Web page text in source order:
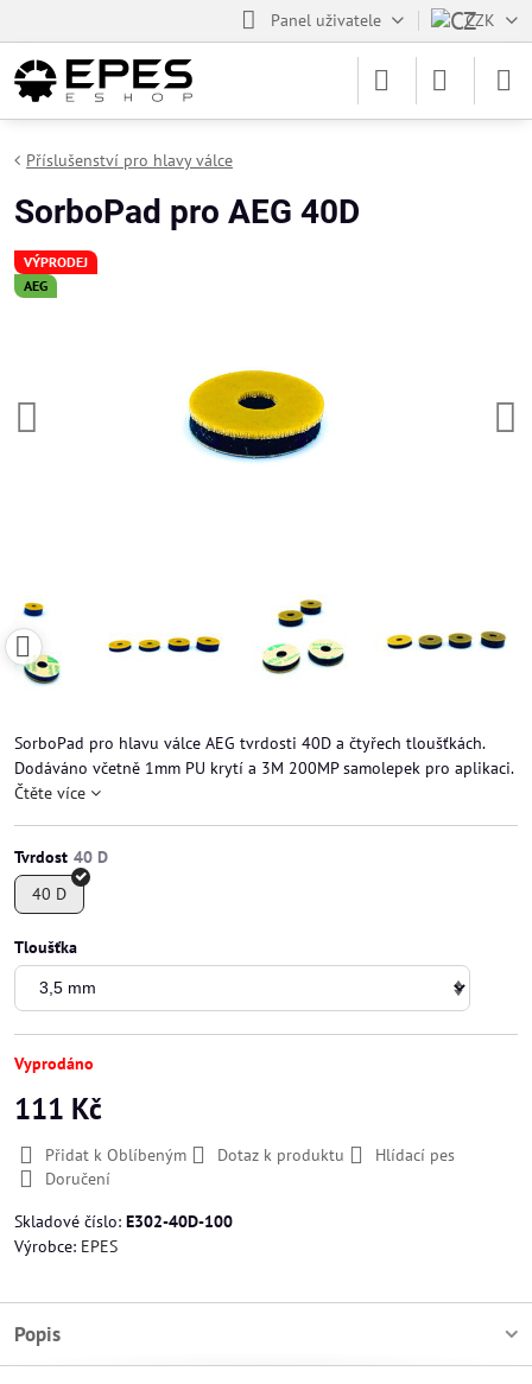
Panel uživatele CZK
VÝPRODEJ
AEG
Příslušenství pro hlavy válce
SorboPad pro AEG 40D
SorboPad pro hlavu válce AEG tvrdosti 40D a čtyřech tloušťkách.
Dodáváno včetně 1mm PU krytí a 3M 200MP samolepek pro aplikaci.
Čtěte více
Tvrdost
40 D
Tloušťka
Vyprodáno
111 Kč
Přidat k Oblíbeným Dotaz k produktu
Hlídací pes
Doručení
Skladové číslo: E302-40D-100
Výrobce: EPES
Popis